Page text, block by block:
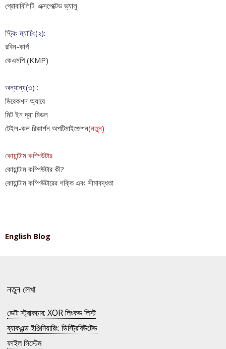
প্রোবাবিলিটি: এক্সপেক্টেড ভ্যালু
স্ট্রিং ম্যাচিং(২):
রবিন-কার্প
কেএমপি (KMP)
অন্যান্য(৩) :
ডিরেকশন অ্যারে
মিট ইন দ্যা মিডল
টেইল-কল রিকার্শন অপটিমাইজেশন(নতুন)
কোয়ান্টাম কম্পিউটার
কোয়ান্টাম কম্পিউটার কী?
কোয়ান্টাম কম্পিউটারের শক্তি এবং সীমাবদ্ধতা
English Blog
নতুন লেখা
ডেটা স্ট্রাকচার: XOR লিংকড লিস্ট
ব্যাকএন্ড ইঞ্জিনিয়ারিং: ডিস্ট্রিবিউটেড
ফাইল সিস্টেম